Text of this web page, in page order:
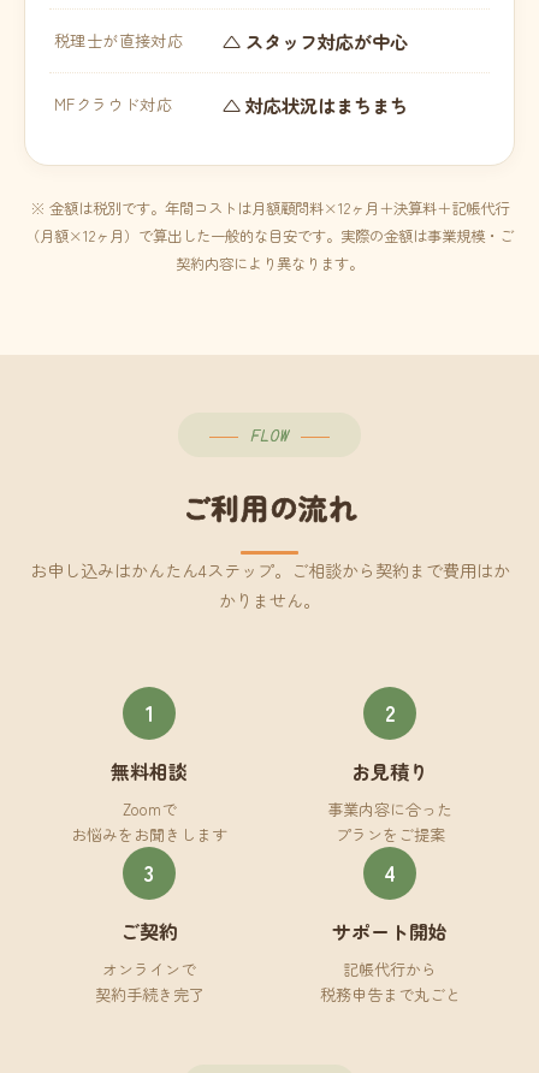
税理士が直接対応 △ スタッフ対応が中心
MFクラウド対応 △ 対応状況はまちまち
※ 金額は税別です。年間コストは月額顧問料×12ヶ月＋決算料＋記帳代行
（月額×12ヶ月）で算出した一般的な目安です。実際の金額は事業規模・ご
契約内容により異なります。
FLOW
ご利用の流れ
お申し込みはかんたん4ステップ。ご相談から契約まで費用はか
かりません。
1
無料相談
Zoomで
お悩みをお聞きします
2
お見積り
事業内容に合った
プランをご提案
3
ご契約
オンラインで
契約手続き完了
4
サポート開始
記帳代行から
税務申告まで丸ごと